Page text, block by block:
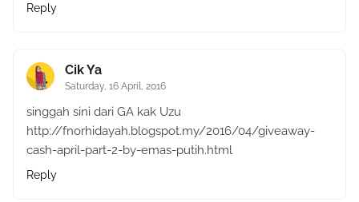
Reply
Cik Ya
Saturday, 16 April, 2016
singgah sini dari GA kak Uzu
http://fnorhidayah.blogspot.my/2016/04/giveaway-
cash-april-part-2-by-emas-putih.html
Reply